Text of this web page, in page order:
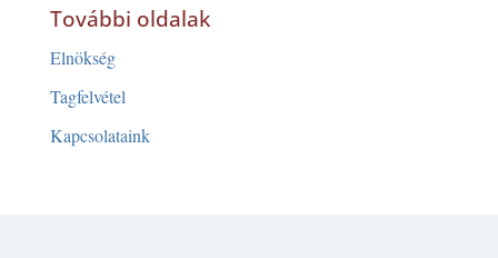
További oldalak
Elnökség
Tagfelvétel
Kapcsolataink